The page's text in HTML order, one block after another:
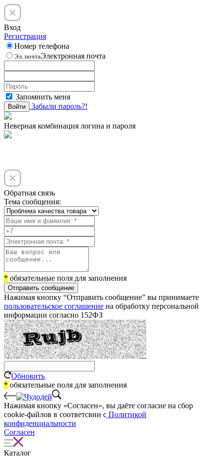
Вход
Регистрация
Номер телефона
Эл. почтаЭлектронная почта
Запомнить меня
Войти Забыли пароль?!
Неверная комбинация логина и пароля
Обратная связь
Тема сообщения:
* обязательные поля для заполнения
Отправить сообщение
Нажимая кнопку “Отправить сообщение” вы принимаете
пользовательское соглашение на обработку персональной
информации согласно 152ФЗ
Обновить
* обязательные поля для заполнения
Нажимая кнопку «Согласен», вы даёте cогласие на сбор
cookie-файлов в соответсвии с Политикой
конфиденциальности
Согласен
Каталог